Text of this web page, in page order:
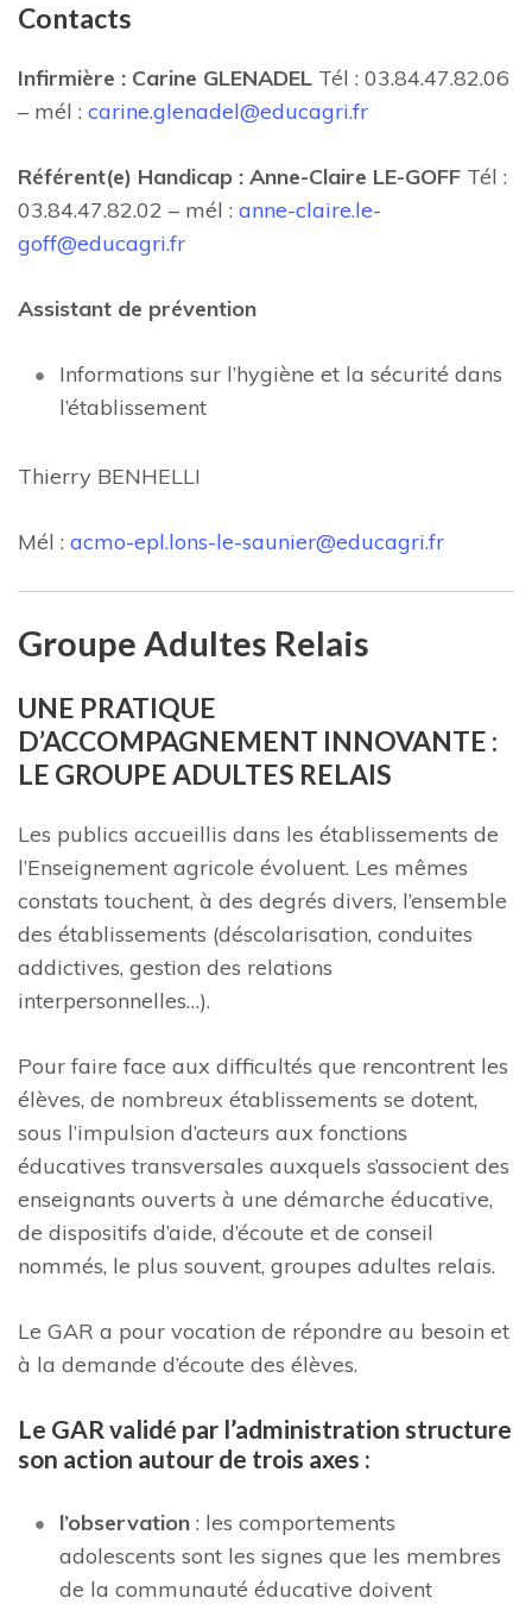
Contacts
Infirmière : Carine GLENADEL Tél : 03.84.47.82.06
– mél : carine.glenadel@educagri.fr
Référent(e) Handicap : Anne-Claire LE-GOFF Tél :
03.84.47.82.02 – mél : anne-claire.le-
goff@educagri.fr
Assistant de prévention
Informations sur l’hygiène et la sécurité dans
l’établissement
Thierry BENHELLI
Mél : acmo-epl.lons-le-saunier@educagri.fr
Groupe Adultes Relais
UNE PRATIQUE
D’ACCOMPAGNEMENT INNOVANTE :
LE GROUPE ADULTES RELAIS
Les publics accueillis dans les établissements de
l’Enseignement agricole évoluent. Les mêmes
constats touchent, à des degrés divers, l’ensemble
des établissements (déscolarisation, conduites
addictives, gestion des relations
interpersonnelles…).
Pour faire face aux difficultés que rencontrent les
élèves, de nombreux établissements se dotent,
sous l’impulsion d’acteurs aux fonctions
éducatives transversales auxquels s’associent des
enseignants ouverts à une démarche éducative,
de dispositifs d’aide, d’écoute et de conseil
nommés, le plus souvent, groupes adultes relais.
Le GAR a pour vocation de répondre au besoin et
à la demande d’écoute des élèves.
Le GAR validé par l’administration structure
son action autour de trois axes :
l’observation : les comportements
adolescents sont les signes que les membres
de la communauté éducative doivent